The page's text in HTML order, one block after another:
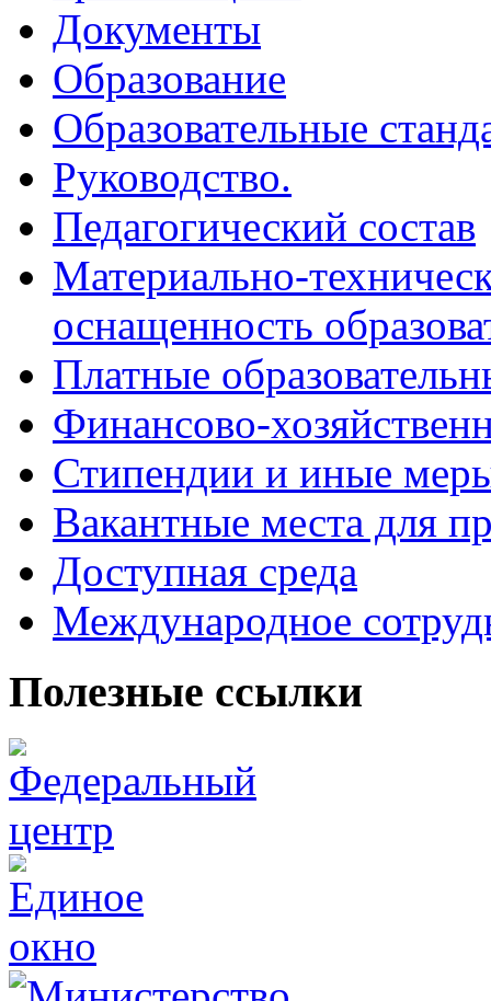
Документы
Образование
Образовательные
Руководство.
Педагогический состав
Материально-
оснащенность
Платные
Финансово-
Стипендии и иные
Вакантные места для
Доступная среда
Международное
Полезные ссылки